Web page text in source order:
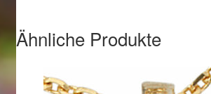
Ostergeschenke finden für Ostern 2021
Ostergeschenke finden für Ostern 2022
Ähnliche Produkte